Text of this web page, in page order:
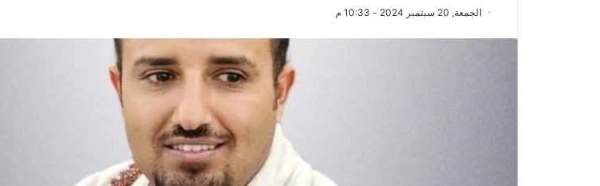
الجمعة, 20 سبتمبر 2024 - 10:33 م